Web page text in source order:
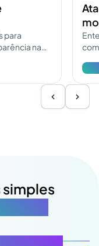
para
na
Ver